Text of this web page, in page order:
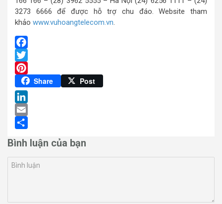
3273 6666 để được hỗ trợ chu đáo. Website tham
khảo www.vuhoangtelecom.vn.
Facebook
Twitter
Pinterest
Share Post
LinkedIn
Email
Bình luận của bạn